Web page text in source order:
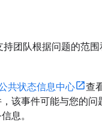
团队根据问题的范
共状态信息中心
查
该事件可能与您的
息。